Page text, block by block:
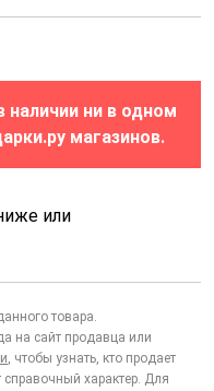
наличии ни в одном
магазинов.
или
товара.
на сайт продавца или
, чтобы узнать, кто продает
характер. Для